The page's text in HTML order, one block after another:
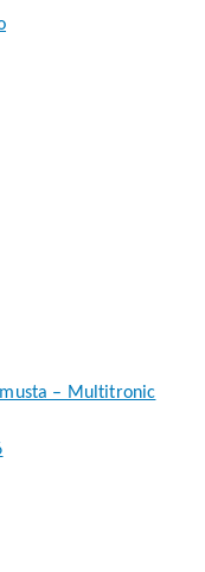
– Multitronic